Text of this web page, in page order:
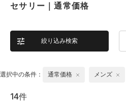
セサリー｜通常価格
絞り込み検索
選択中の条件： 通常価格 メンズ
14件